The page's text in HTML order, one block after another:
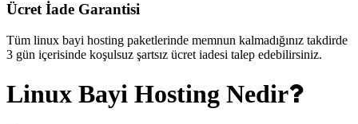
Ücret İade Garantisi
Tüm linux bayi hosting paketlerinde memnun kalmadığınız takdirde
3 gün içerisinde koşulsuz şartsız ücret iadesi talep edebilirsiniz.
Linux Bayi Hosting Nedir